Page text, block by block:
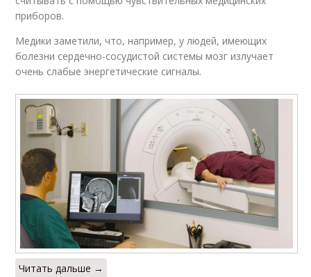
приборов.
Медики заметили, что, например, у людей, имеющих
болезни сердечно-сосудистой системы мозг излучает
очень слабые энергетические сигналы.
Читать дальше →